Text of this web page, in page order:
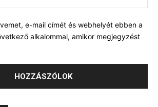
e-mail címét és webhelyét ebben a
alkalommal, amikor megjegyzést